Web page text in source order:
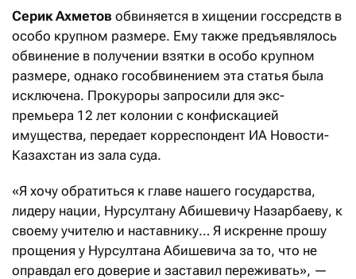
Серик Ахметов обвиняется в хищении госсредств в
особо крупном размере. Ему также предъявлялось
обвинение в получении взятки в особо крупном
размере, однако гособвинением эта статья была
исключена. Прокуроры запросили для экс-
премьера 12 лет колонии с конфискацией
имущества, передает корреспондент ИА Новости-
Казахстан из зала суда.
«Я хочу обратиться к главе нашего государства,
лидеру нации, Нурсултану Абишевичу Назарбаеву, к
своему учителю и наставнику… Я искренне прошу
прощения у Нурсултана Абишевича за то, что не
оправдал его доверие и заставил переживать», —